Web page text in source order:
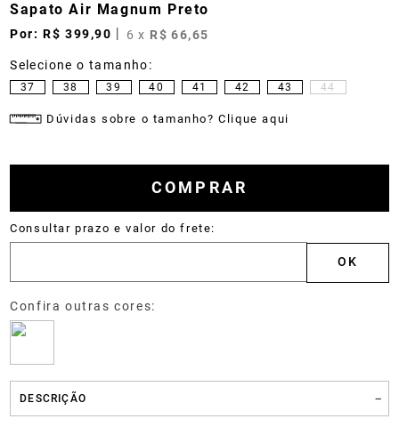
Sapato Air Magnum Preto
R$ 399,90 6 x R$ 66,65
37 38 39 40 41 42 43 44
Dúvidas sobre o tamanho? Clique aqui
COMPRAR
DESCRIÇÃO